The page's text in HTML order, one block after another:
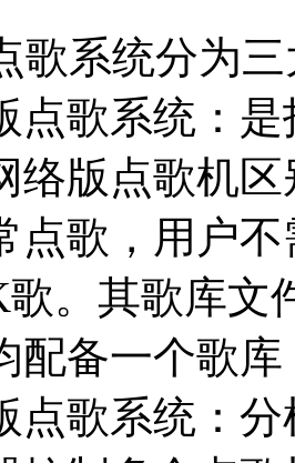
系统分为三
歌系统：是
络版点歌机
点歌，用户
歌。其歌库文
配备一个歌
歌系统：分